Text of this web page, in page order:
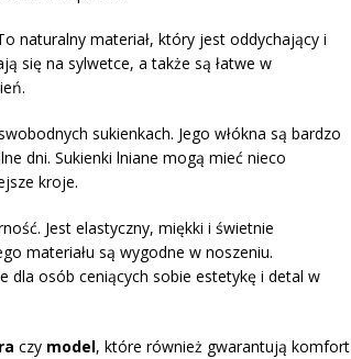
naturalny materiał, który jest oddychający i
się na sylwetce, a także są łatwe w
sukienkach. Jego włókna są bardzo
dni. Sukienki lniane mogą mieć nieco
kroje.
Jest elastyczny, miękki i świetnie
materiału są wygodne w noszeniu.
osób ceniących sobie estetykę i detal w
czy model, które również gwarantują komfort